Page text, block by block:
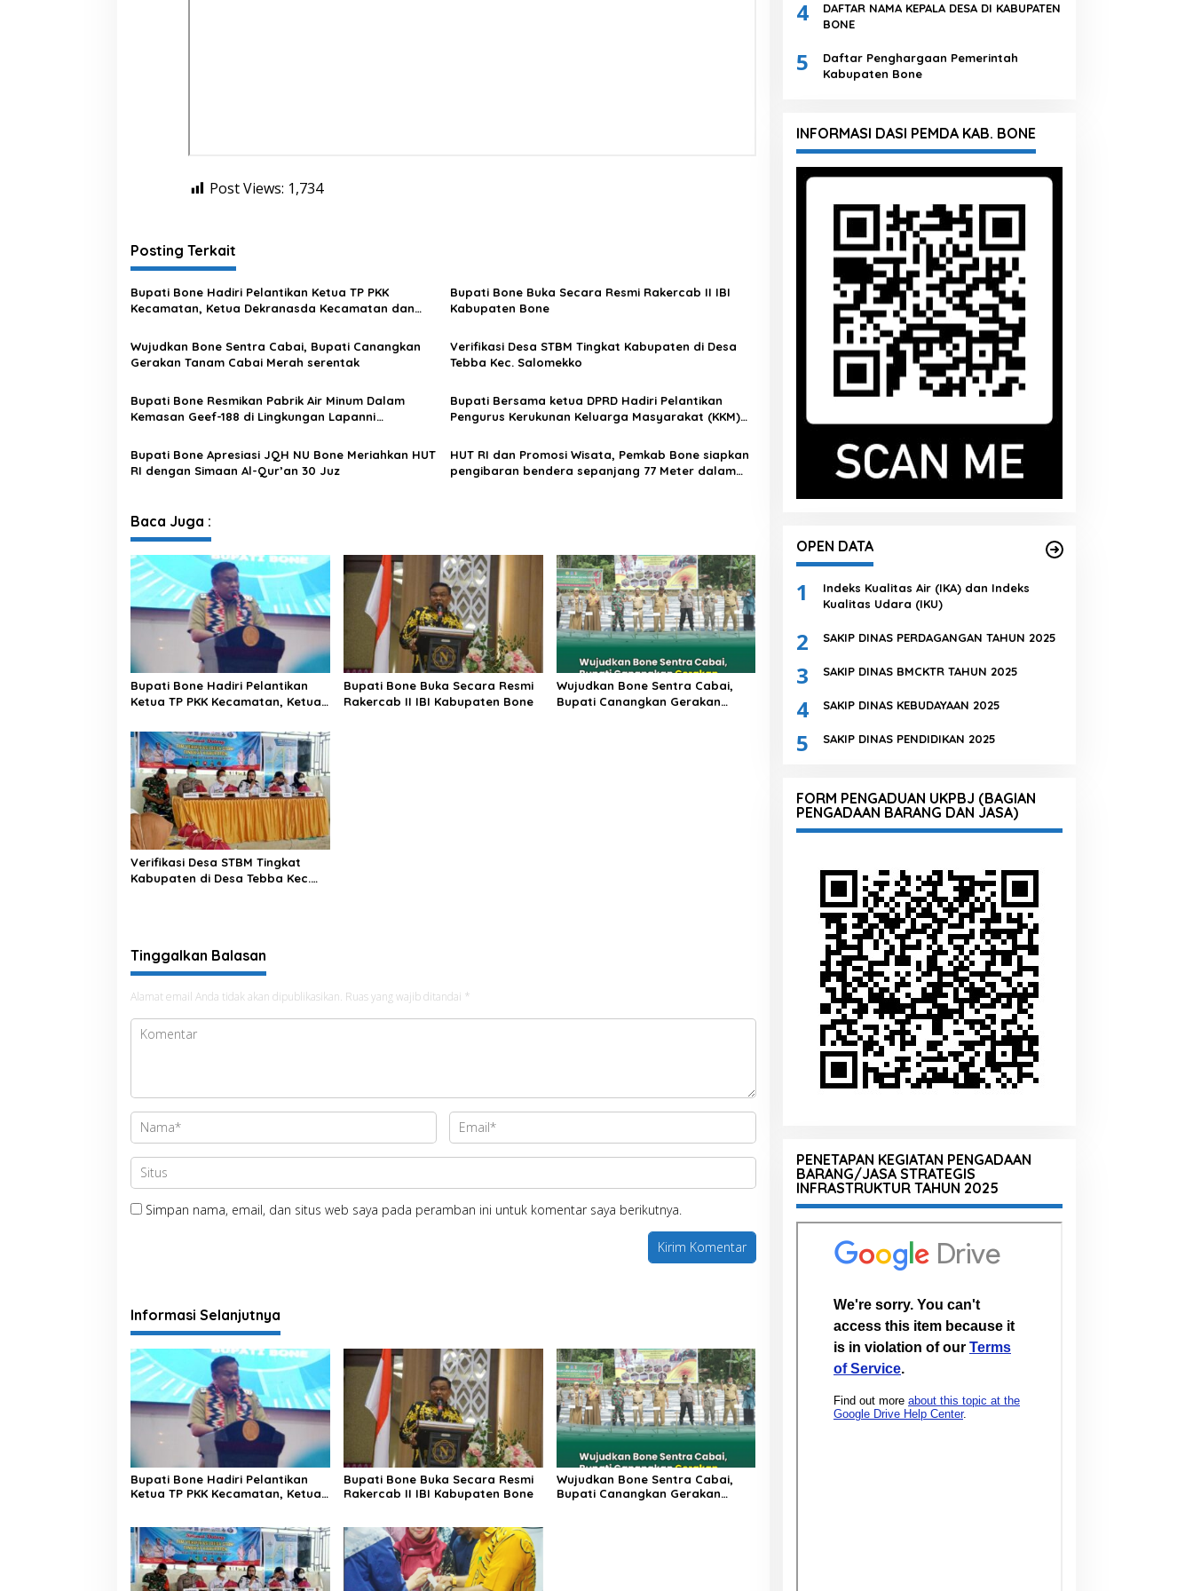
Post Views: 1,734
Posting Terkait
Bupati Bone Hadiri Pelantikan Ketua TP PKK
Kecamatan, Ketua Dekranasda Kecamatan dan
Bupati Bone Buka Secara Resmi Rakercab II IBI
Kabupaten Bone
Wujudkan Bone Sentra Cabai, Bupati Canangkan
Gerakan Tanam Cabai Merah serentak
Verifikasi Desa STBM Tingkat Kabupaten di Desa
Tebba Kec. Salomekko
Bupati Bone Resmikan Pabrik Air Minum Dalam
Kemasan Geef-188 di Lingkungan Lapanni
Bupati Bersama ketua DPRD Hadiri Pelantikan
Pengurus Kerukunan Keluarga Masyarakat (KKM)
Bupati Bone Apresiasi JQH NU Bone Meriahkan HUT
RI dengan Simaan Al-Qur’an 30 Juz
HUT RI dan Promosi Wisata, Pemkab Bone siapkan
pengibaran bendera sepanjang 77 Meter dalam
Baca Juga :
Bupati Bone Hadiri Pelantikan
Ketua TP PKK Kecamatan, Ketua
Bunda Paud Kecamatan
Bupati Bone Buka Secara Resmi
Rakercab II IBI Kabupaten Bone
Wujudkan Bone Sentra Cabai,
Bupati Canangkan Gerakan
Verifikasi Desa STBM Tingkat
Kabupaten di Desa Tebba Kec.
Tinggalkan Balasan
Alamat email Anda tidak akan dipublikasikan. Ruas yang wajib ditandai *
Simpan nama, email, dan situs web saya pada peramban ini untuk komentar saya berikutnya.
Informasi Selanjutnya
Bupati Bone Hadiri Pelantikan
Ketua TP PKK Kecamatan, Ketua
Bupati Bone Buka Secara Resmi
Rakercab II IBI Kabupaten Bone
Wujudkan Bone Sentra Cabai,
Bupati Canangkan Gerakan
4
DAFTAR NAMA KEPALA DESA DI KABUPATEN
BONE
5
Daftar Penghargaan Pemerintah
Kabupaten Bone
INFORMASI DASI PEMDA KAB. BONE
OPEN DATA
1
Indeks Kualitas Air (IKA) dan Indeks
Kualitas Udara (IKU)
2 SAKIP DINAS PERDAGANGAN TAHUN 2025
3 SAKIP DINAS BMCKTR TAHUN 2025
4 SAKIP DINAS KEBUDAYAAN 2025
5 SAKIP DINAS PENDIDIKAN 2025
FORM PENGADUAN UKPBJ (BAGIAN
PENGADAAN BARANG DAN JASA)
PENETAPAN KEGIATAN PENGADAAN
BARANG/JASA STRATEGIS
INFRASTRUKTUR TAHUN 2025